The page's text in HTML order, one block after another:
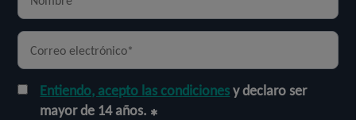
Entiendo, acepto las condicionesy declaro ser
mayor de 14 años.